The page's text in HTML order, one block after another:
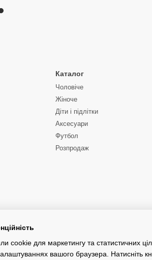
Каталог
Чоловіче
Жіноче
Діти і підлітки
Аксесуари
Футбол
Розпродаж
cookie для маркетингу та статистичних
вашого браузера. Натисніть